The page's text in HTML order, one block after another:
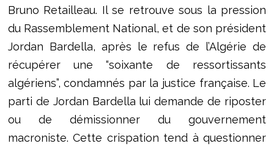
Bruno Retailleau. Il se retrouve sous la pression
du Rassemblement National, et de son président
Jordan Bardella, après le refus de l’Algérie de
récupérer une “soixante de ressortissants
algériens”, condamnés par la justice française. Le
parti de Jordan Bardella lui demande de riposter
ou de démissionner du gouvernement
macroniste. Cette crispation tend à questionner